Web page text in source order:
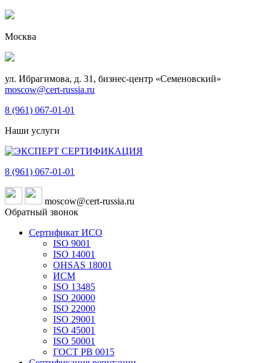
Москва
ул. Ибрагимова, д. 31, бизнес-центр «Семеновский»
moscow@cert-russia.ru
8 (961) 067-01-01
Наши услуги
8 (961) 067-01-01
moscow@cert-russia.ru
Обратный звонок
Сертификат ИСО
ISO 9001
ISO 14001
OHSAS 18001
ИСМ
ISO 13485
ISO 20000
ISO 22000
ISO 29001
ISO 45001
ISO 50001
ГОСТ РВ 0015